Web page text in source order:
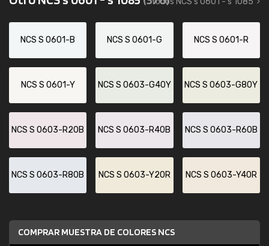
NCS S 0601-B NCS S 0601-G NCS S 0601-R
NCS S 0601-Y NCS S 0603-G40Y NCS S 0603-G80Y
NCS S 0603-R20B NCS S 0603-R40B NCS S 0603-R60B
NCS S 0603-R80B NCS S 0603-Y20R NCS S 0603-Y40R
COMPRAR MUESTRA DE COLORES NCS